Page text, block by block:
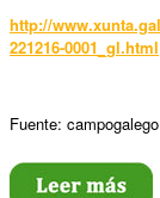
http://
221216-0001_gl.html
Fuente: